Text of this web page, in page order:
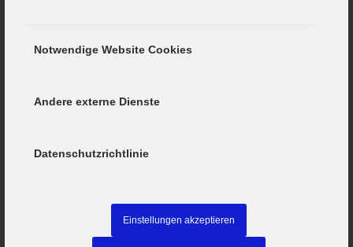
Notwendige Website Cookies
Andere externe Dienste
Datenschutzrichtlinie
Einstellungen akzeptieren
RESERVEMANNSCHAFTEN
(24.02)
Männer 2 gewinnen auch
gegen Bäumenheim